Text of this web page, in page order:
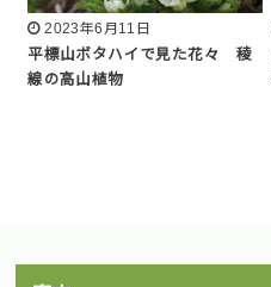
2023年6月11日
平標山ボタハイで見た花々 稜
線の高山植物